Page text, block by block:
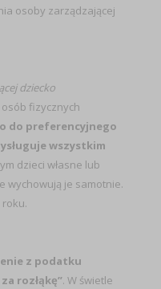
osoby zarządzającej
dziecko
fizycznych
do preferencyjnego
wszystkim
dzieci własne lub
wychowują je samotnie.
z podatku
rozłąkę”. W świetle